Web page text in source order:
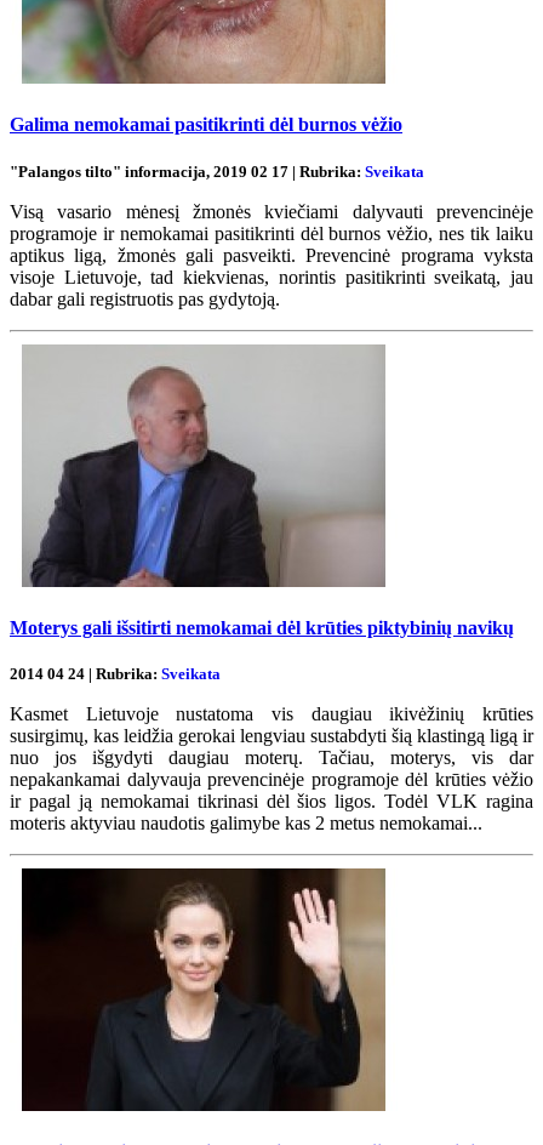
Galima nemokamai pasitikrinti dėl burnos vėžio
"Palangos tilto" informacija, 2019 02 17 | Rubrika: Sveikata
Visą vasario mėnesį žmonės kviečiami dalyvauti prevencinėje
programoje ir nemokamai pasitikrinti dėl burnos vėžio, nes tik laiku
aptikus ligą, žmonės gali pasveikti. Prevencinė programa vyksta
visoje Lietuvoje, tad kiekvienas, norintis pasitikrinti sveikatą, jau
dabar gali registruotis pas gydytoją.
Moterys gali išsitirti nemokamai dėl krūties piktybinių navikų
2014 04 24 | Rubrika: Sveikata
Kasmet Lietuvoje nustatoma vis daugiau ikivėžinių krūties
susirgimų, kas leidžia gerokai lengviau sustabdyti šią klastingą ligą ir
nuo jos išgydyti daugiau moterų. Tačiau, moterys, vis dar
nepakankamai dalyvauja prevencinėje programoje dėl krūties vėžio
ir pagal ją nemokamai tikrinasi dėl šios ligos. Todėl VLK ragina
moteris aktyviau naudotis galimybe kas 2 metus nemokamai...